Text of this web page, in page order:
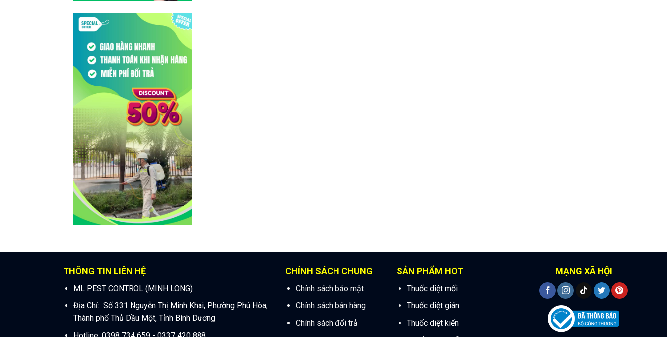
THÔNG TIN LIÊN HỆ
ML PEST CONTROL (MINH LONG)
Địa Chỉ: Số 331 Nguyễn Thị Minh Khai, Phường Phú Hòa,
Thành phố Thủ Dầu Một, Tỉnh Bình Dương
CHÍNH SÁCH CHUNG
Chính sách bảo mật
Chính sách bán hàng
Chính sách đổi trả
SẢN PHẨM HOT
Thuốc diệt mối
Thuốc diệt gián
Thuốc diệt kiến
MẠNG XÃ HỘI